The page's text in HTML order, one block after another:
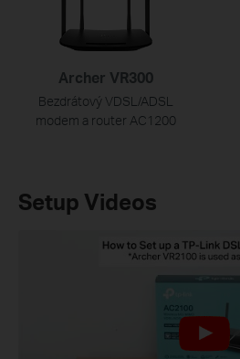
Archer VR300
Bezdrátový VDSL/ADSL
modem a router AC1200
Setup Videos